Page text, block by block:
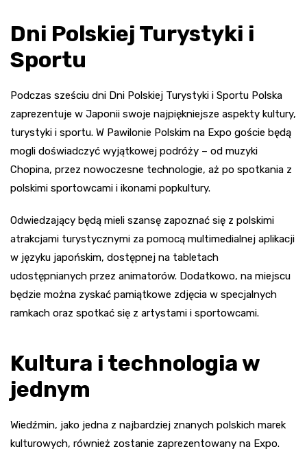
Dni Polskiej Turystyki i
Sportu
Podczas sześciu dni Dni Polskiej Turystyki i Sportu Polska
zaprezentuje w Japonii swoje najpiękniejsze aspekty kultury,
turystyki i sportu. W Pawilonie Polskim na Expo goście będą
mogli doświadczyć wyjątkowej podróży – od muzyki
Chopina, przez nowoczesne technologie, aż po spotkania z
polskimi sportowcami i ikonami popkultury.
Odwiedzający będą mieli szansę zapoznać się z polskimi
atrakcjami turystycznymi za pomocą multimedialnej aplikacji
w języku japońskim, dostępnej na tabletach
udostępnianych przez animatorów. Dodatkowo, na miejscu
będzie można zyskać pamiątkowe zdjęcia w specjalnych
ramkach oraz spotkać się z artystami i sportowcami.
Kultura i technologia w
jednym
Wiedźmin, jako jedna z najbardziej znanych polskich marek
kulturowych, również zostanie zaprezentowany na Expo.